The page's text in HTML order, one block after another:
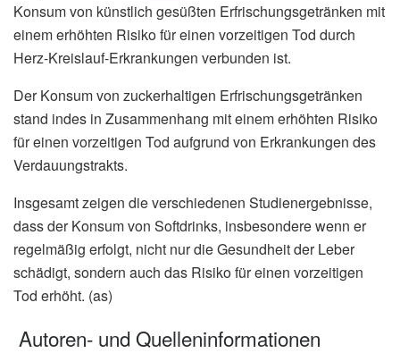
Konsum von künstlich gesüßten Erfrischungsgetränken mit
einem erhöhten Risiko für einen vorzeitigen Tod durch
Herz-Kreislauf-Erkrankungen verbunden ist.
Der Konsum von zuckerhaltigen Erfrischungsgetränken
stand indes in Zusammenhang mit einem erhöhten Risiko
für einen vorzeitigen Tod aufgrund von Erkrankungen des
Verdauungstrakts.
Insgesamt zeigen die verschiedenen Studienergebnisse,
dass der Konsum von Softdrinks, insbesondere wenn er
regelmäßig erfolgt, nicht nur die Gesundheit der Leber
schädigt, sondern auch das Risiko für einen vorzeitigen
Tod erhöht. (as)
Autoren- und Quelleninformationen